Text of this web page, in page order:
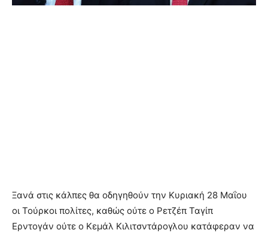
Ξανά στις κάλπες θα οδηγηθούν την Κυριακή 28 Μαΐου
οι Τούρκοι πολίτες, καθώς ούτε ο Ρετζέπ Ταγίπ
Ερντογάν ούτε ο Κεμάλ Κιλιτσντάρογλου κατάφεραν να